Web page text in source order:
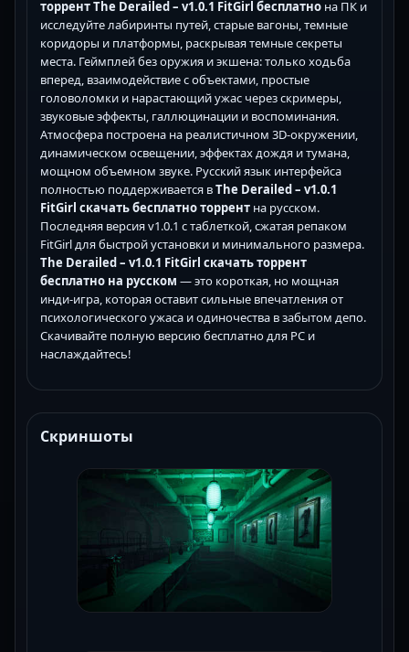
торрент The Derailed – v1.0.1 FitGirl бесплатно на ПК и
исследуйте лабиринты путей, старые вагоны, темные
коридоры и платформы, раскрывая темные секреты
места. Геймплей без оружия и экшена: только ходьба
вперед, взаимодействие с объектами, простые
головоломки и нарастающий ужас через скримеры,
звуковые эффекты, галлюцинации и воспоминания.
Атмосфера построена на реалистичном 3D-окружении,
динамическом освещении, эффектах дождя и тумана,
мощном объемном звуке. Русский язык интерфейса
полностью поддерживается вThe Derailed – v1.0.1
FitGirl скачать бесплатно торрент на русском.
Последняя версия v1.0.1 с таблеткой, сжатая репаком
FitGirl для быстрой установки и минимального размера.
The Derailed – v1.0.1 FitGirl скачать торрент
бесплатно на русском — это короткая, но мощная
инди-игра, которая оставит сильные впечатления от
психологического ужаса и одиночества в забытом депо.
Скачивайте полную версию бесплатно для PC и
наслаждайтесь!
Скриншоты